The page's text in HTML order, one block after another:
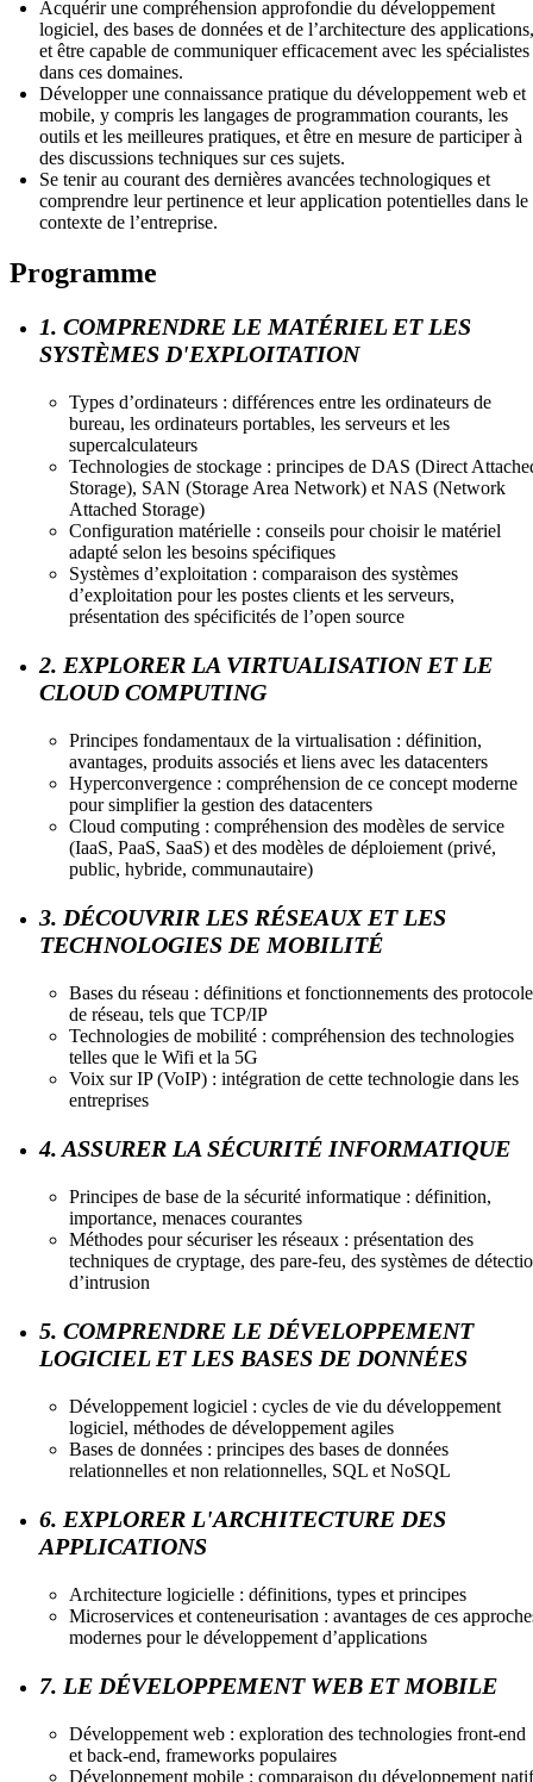
Acquérir une compréhension approfondie du développement
logiciel, des bases de données et de l’architecture des applications,
et être capable de communiquer efficacement avec les spécialistes
dans ces domaines.
Développer une connaissance pratique du développement web et
mobile, y compris les langages de programmation courants, les
outils et les meilleures pratiques, et être en mesure de participer à
des discussions techniques sur ces sujets.
Se tenir au courant des dernières avancées technologiques et
comprendre leur pertinence et leur application potentielles dans le
contexte de l’entreprise.
Programme
1. COMPRENDRE LE MATÉRIEL ET LES
SYSTÈMES D'EXPLOITATION
Types d’ordinateurs : différences entre les ordinateurs de
bureau, les ordinateurs portables, les serveurs et les
supercalculateurs
Technologies de stockage : principes de DAS (Direct
Storage), SAN (Storage Area Network) et NAS (Network
Attached Storage)
Configuration matérielle : conseils pour choisir le matériel
adapté selon les besoins spécifiques
Systèmes d’exploitation : comparaison des systèmes
d’exploitation pour les postes clients et les serveurs,
présentation des spécificités de l’open source
2. EXPLORER LA VIRTUALISATION ET LE
CLOUD COMPUTING
Principes fondamentaux de la virtualisation : définition,
avantages, produits associés et liens avec les datacenters
Hyperconvergence : compréhension de ce concept moderne
pour simplifier la gestion des datacenters
Cloud computing : compréhension des modèles de service
(IaaS, PaaS, SaaS) et des modèles de déploiement (privé,
public, hybride, communautaire)
3. DÉCOUVRIR LES RÉSEAUX ET LES
TECHNOLOGIES DE MOBILITÉ
Bases du réseau : définitions et fonctionnements des
de réseau, tels que TCP/IP
Technologies de mobilité : compréhension des technologies
telles que le Wifi et la 5G
Voix sur IP (VoIP) : intégration de cette technologie dans les
entreprises
4. ASSURER LA SÉCURITÉ INFORMATIQUE
Principes de base de la sécurité informatique : définition,
importance, menaces courantes
Méthodes pour sécuriser les réseaux : présentation des
techniques de cryptage, des pare-feu, des systèmes de
d’intrusion
5. COMPRENDRE LE DÉVELOPPEMENT
LOGICIEL ET LES BASES DE DONNÉES
Développement logiciel : cycles de vie du développement
logiciel, méthodes de développement agiles
Bases de données : principes des bases de données
relationnelles et non relationnelles, SQL et NoSQL
6. EXPLORER L'ARCHITECTURE DES
APPLICATIONS
Architecture logicielle : définitions, types et principes
Microservices et conteneurisation : avantages de ces
modernes pour le développement d’applications
7. LE DÉVELOPPEMENT WEB ET MOBILE
Développement web : exploration des technologies front-end
et back-end, frameworks populaires
Développement mobile : comparaison du développement